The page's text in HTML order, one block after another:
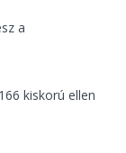
a
kiskorú ellen